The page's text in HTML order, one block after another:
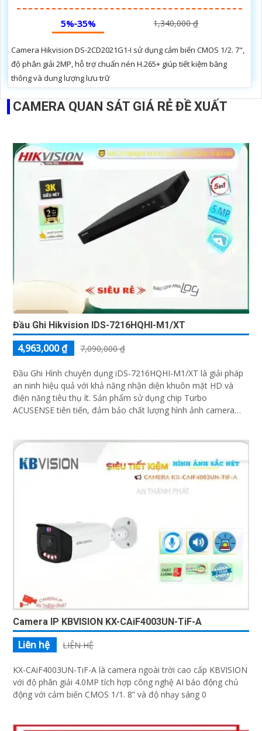
5%-35% 1,340,000 ₫
Camera Hikvision DS-2CD2021G1-I sử dụng cảm biến CMOS 1/2. 7",
độ phân giải 2MP, hỗ trợ chuẩn nén H.265+ giúp tiết kiệm băng
thông và dung lượng lưu trữ
CAMERA QUAN SÁT GIÁ RẺ ĐỀ XUẤT
Đầu Ghi Hikvision IDS-7216HQHI-M1/XT
4,963,000 ₫ 7,090,000 ₫
Đầu Ghi Hình chuyên dụng iDS-7216HQHI-M1/XT là giải pháp
an ninh hiệu quả với khả năng nhận diện khuôn mặt HD và
điện năng tiêu thụ ít. Sản phẩm sử dụng chip Turbo
ACUSENSE tiên tiến, đảm bảo chất lượng hình ảnh camera
Camera IP KBVISION KX-CAiF4003UN-TiF-A
Liên hệ LIÊN HỆ
KX-CAiF4003UN-TiF-A là camera ngoài trời cao cấp KBVISION
với độ phân giải 4.0MP tích hợp công nghệ AI báo động chủ
động với cảm biến CMOS 1/1. 8” và độ nhạy sáng 0